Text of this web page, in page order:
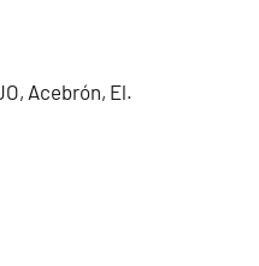
Acebrón, El.